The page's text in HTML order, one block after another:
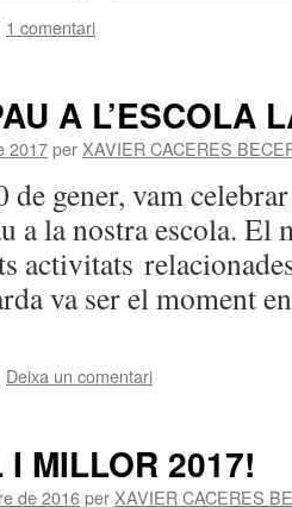
1 comentari
A L’ESCOLA
2017per XAVIER CACERES
gener, vam
a la nostra escola. El
activitats
va ser el moment
Deixa un comentari
MILLOR 2017!
de 2016per XAVIER CACERES